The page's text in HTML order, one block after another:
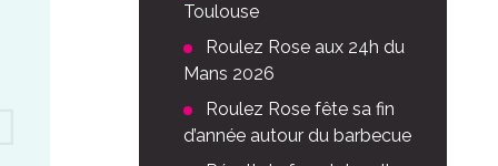
Toulouse
Roulez Rose aux 24h du
Mans 2026
Roulez Rose fête sa fin
d’année autour du barbecue